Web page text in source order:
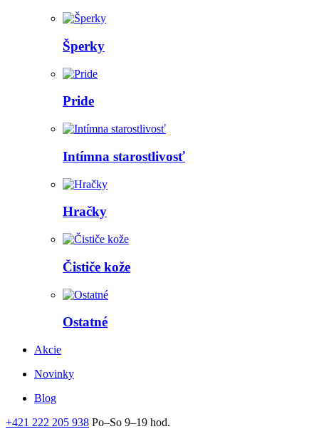
Šperky
Pride
Intímna starostlivosť
Hračky
Čističe kože
Ostatné
Akcie
Novinky
Blog
+421 222 205 938 Po–So 9–19 hod.